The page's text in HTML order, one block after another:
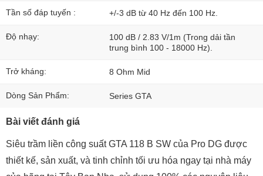
Tần số đáp tuyến : +/-3 dB từ 40 Hz đến 100 Hz.
Độ nhạy:
100 dB / 2.83 V/1m (Trong dải tần
trung bình 100 - 18000 Hz).
Trở kháng: 8 Ohm Mid
Dòng Sản Phẩm: Series GTA
Bài viết đánh giá
Siêu trầm liền công suất GTA 118 B SW của Pro DG được
thiết kế, sản xuất, và tinh chỉnh tối ưu hóa ngay tại nhà máy